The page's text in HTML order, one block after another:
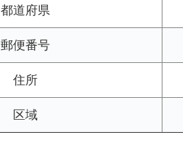
都道府県
郵便番号
住所
区域